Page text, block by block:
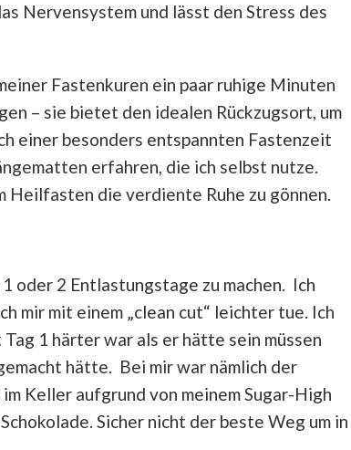
Nervensystem und lässt den Stress des
Fastenkuren ein paar ruhige Minuten
– sie bietet den idealen Rückzugsort, um
einer besonders entspannten Fastenzeit
erfahren, die ich selbst nutze.
Heilfasten die verdiente Ruhe zu gönnen.
oder 2 Entlastungstage zu machen. Ich
mir mit einem „clean cut“ leichter tue. Ich
Tag 1 härter war als er hätte sein müssen
hätte. Bei mir war nämlich der
Keller aufgrund von meinem Sugar-High
Sicher nicht der beste Weg um in